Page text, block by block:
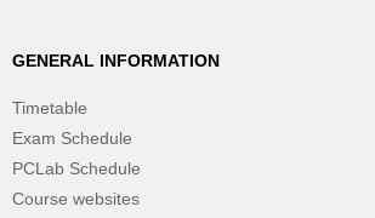
GENERAL INFORMATION
Timetable
Exam Schedule
PCLab Schedule
Course websites